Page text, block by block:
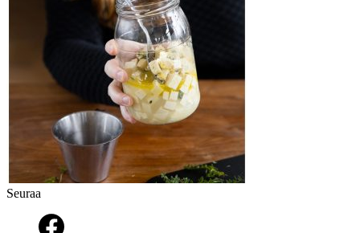
Seuraa